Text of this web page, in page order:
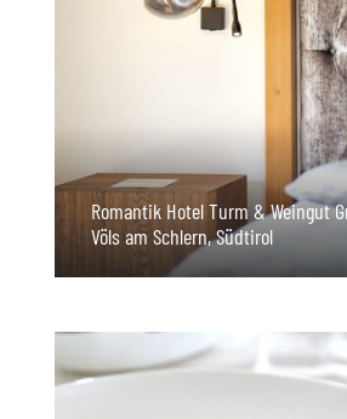
Romantik Hotel Turm & Weingut
Völs am Schlern, Südtirol